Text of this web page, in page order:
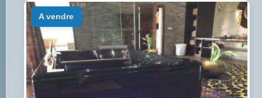
a vendre